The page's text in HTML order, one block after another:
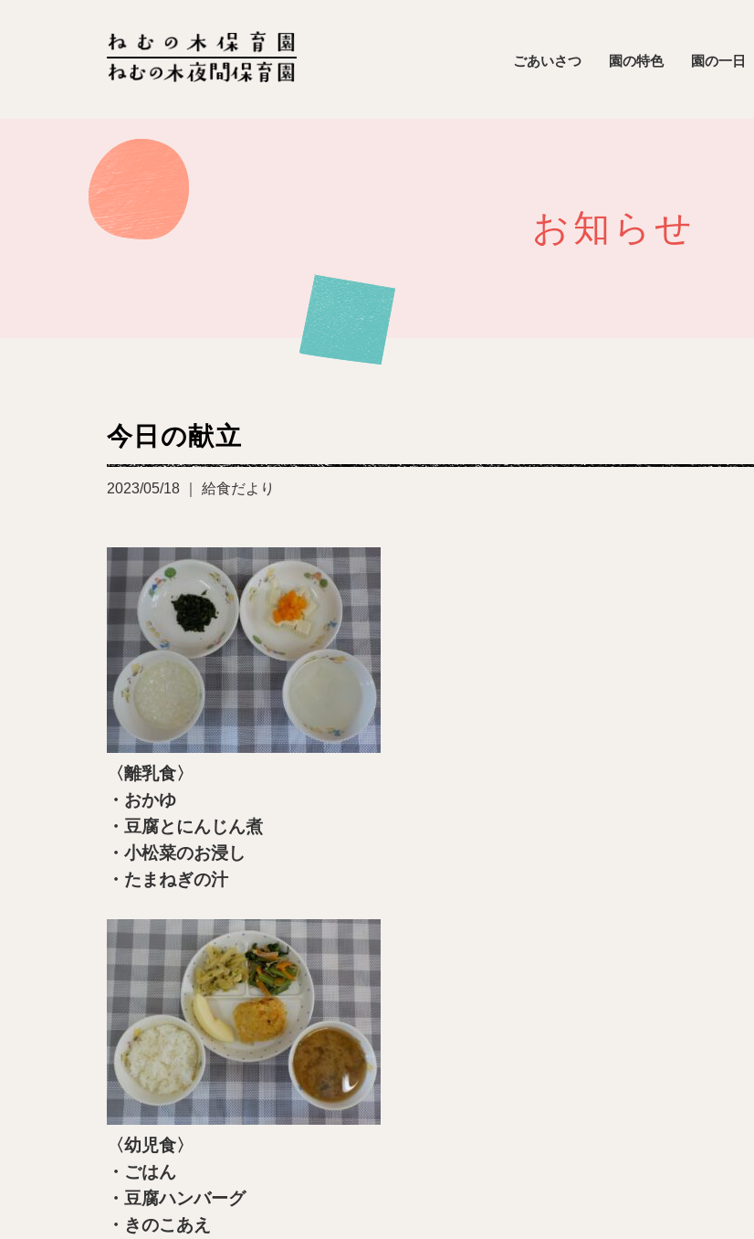
ごあいさつ 園の特色 園の一日
お知らせ
今日の献立
2023/05/18 ｜ 給食だより
〈離乳食〉
・おかゆ
・豆腐とにんじん煮
・小松菜のお浸し
・たまねぎの汁
〈幼児食〉
・ごはん
・豆腐ハンバーグ
・きのこあえ